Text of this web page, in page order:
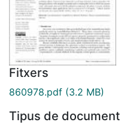
Fitxers
860978.pdf (3.2 MB)
Tipus de document